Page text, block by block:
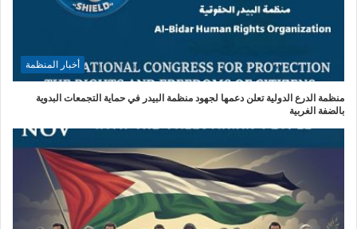
أخبار المنظمة
منظمة الدرع الدولية تعلن دعمها لجهود منظمة البيدر في حماية التجمعات البدوية
بالضفة الغربية